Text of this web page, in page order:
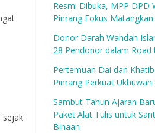
sejak
Resmi Dibuka, MPP DPD
Pinrang Fokus
Donor Darah Wahdah
28 Pendonor dalam
Pertemuan Dai dan
Pinrang Perkuat
Sambut Tahun Ajaran
Paket Alat Tulis untuk
Binaan